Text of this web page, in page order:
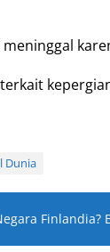
Dunia
Finlandia?